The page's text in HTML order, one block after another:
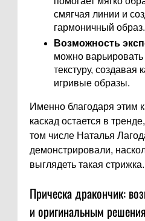
смягчая линии и
гармоничный образ.
Возможность
можно варьировать
текстуру, создавая
игривые образы.
Именно благодаря этим
каскад остается в
том числе Наталья
демонстрировали,
выглядеть такая стрижка.
Прическа дракончик:
и оригинальным